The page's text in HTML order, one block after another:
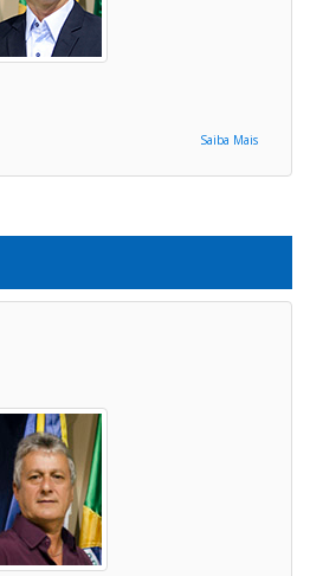
Saiba Mais